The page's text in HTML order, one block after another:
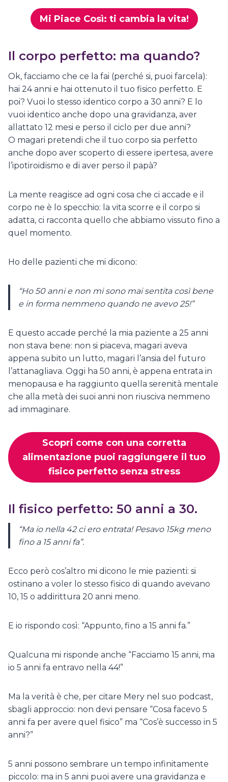
Mi Piace Così: ti cambia la vita!
Il corpo perfetto: ma quando?
Ok, facciamo che ce la fai (perché si, puoi farcela):
hai 24 anni e hai ottenuto il tuo fisico perfetto. E
poi? Vuoi lo stesso identico corpo a 30 anni? E lo
vuoi identico anche dopo una gravidanza, aver
allattato 12 mesi e perso il ciclo per due anni?
O magari pretendi che il tuo corpo sia perfetto
anche dopo aver scoperto di essere ipertesa, avere
l’ipotiroidismo e di aver perso il papà?
La mente reagisce ad ogni cosa che ci accade e il
corpo ne è lo specchio: la vita scorre e il corpo si
adatta, ci racconta quello che abbiamo vissuto fino a
quel momento.
Ho delle pazienti che mi dicono:
“Ho 50 anni e non mi sono mai sentita così bene
e in forma nemmeno quando ne avevo 25!”
E questo accade perché la mia paziente a 25 anni
non stava bene: non si piaceva, magari aveva
appena subito un lutto, magari l’ansia del futuro
l’attanagliava. Oggi ha 50 anni, è appena entrata in
menopausa e ha raggiunto quella serenità mentale
che alla metà dei suoi anni non riusciva nemmeno
ad immaginare.
Scopri come con una corretta
alimentazione puoi raggiungere il tuo
fisico perfetto senza stress
Il fisico perfetto: 50 anni a 30.
“Ma io nella 42 ci ero entrata! Pesavo 15kg meno
fino a 15 anni fa”.
Ecco però cos’altro mi dicono le mie pazienti: si
ostinano a voler lo stesso fisico di quando avevano
10, 15 o addirittura 20 anni meno.
E io rispondo così: “Appunto, fino a 15 anni fa.”
Qualcuna mi risponde anche “Facciamo 15 anni, ma
io 5 anni fa entravo nella 44!”
Ma la verità è che, per citare Mery nel suo podcast,
sbagli approccio: non devi pensare “Cosa facevo 5
anni fa per avere quel fisico” ma “Cos’è successo in 5
anni?”
5 anni possono sembrare un tempo infinitamente
piccolo: ma in 5 anni puoi avere una gravidanza e